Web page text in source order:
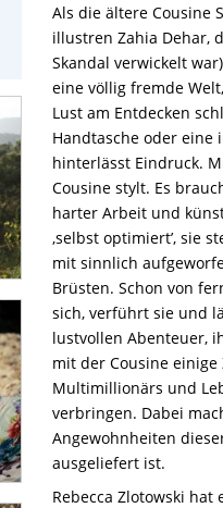
Als die ältere Cousine
illustren Zahia Dehar,
Skandal verwickelt
eine völlig fremde
Lust am Entdecken
Handtasche oder eine
hinterlässt Eindruck.
Cousine stylt. Es
harter Arbeit und
‚selbst optimiert’, sie
mit sinnlich
Brüsten. Schon von
sich, verführt sie und
lustvollen Abenteuer,
mit der Cousine
Multimillionärs und
verbringen. Dabei
Angewohnheiten
ausgeliefert ist.
Rebecca Zlotowski